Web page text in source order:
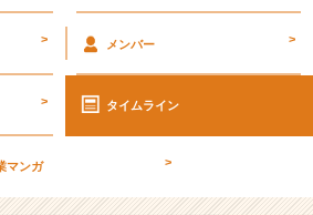
株
> メンバー >
> タイムライン
マンガ >